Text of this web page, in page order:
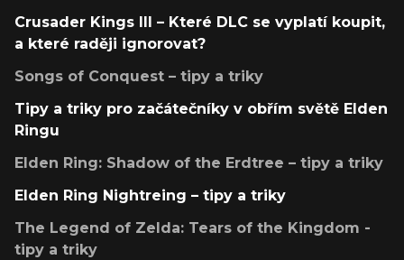
Crusader Kings III – Které DLC se vyplatí koupit,
a které raději ignorovat?
Songs of Conquest – tipy a triky
Tipy a triky pro začátečníky v obřím světě Elden
Ringu
Elden Ring: Shadow of the Erdtree – tipy a triky
Elden Ring Nightreing – tipy a triky
The Legend of Zelda: Tears of the Kingdom -
tipy a triky